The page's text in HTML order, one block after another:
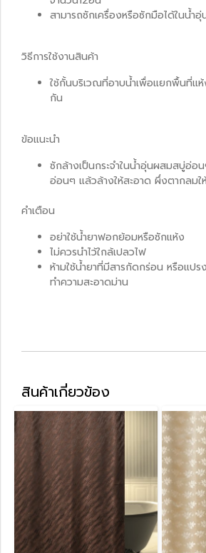
สามารถซักเครื่องหรือซักมือได้ในน้ำ
วิธีการใช้งานสินค้า
ใช้กั้นบริเวณที่อาบน้ำเพื่อแยกพื้นที่แ
กัน
ข้อแนะนำ
ซักล้างเป็นกระจำในน้ำอุ่นผสมสบู่อ่
อ่อนๆ แล้วล้างให้สะอาด ผึ่งตากลมใ
คำเตือน
อย่าใช้น้ำยาฟอกย้อมหรือซักแห้ง
ไม่ควรนำไว้ใกล้เปลวไฟ
ห้ามใช้น้ำยาที่มีสารกัดกร่อน หรือแปร
ทำความสะอาดม่าน
สินค้าเกี่ยวข้อง